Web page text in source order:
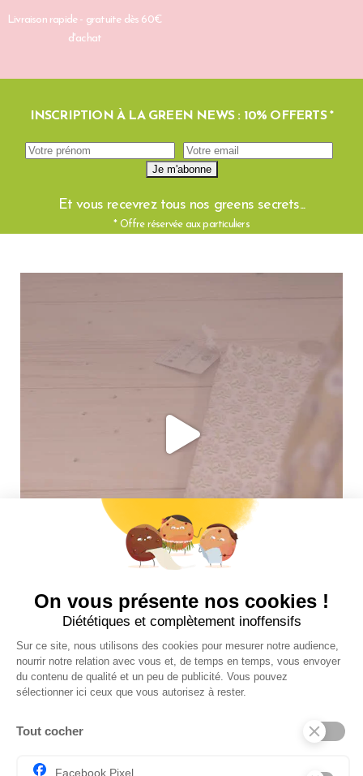
Livraison rapide - gratuite dès 60€
d'achat
INSCRIPTION À LA GREEN NEWS : 10% OFFERTS *
Et vous recevrez tous nos greens secrets...
* Offre réservée aux particuliers
Suivez-nous sur insta !
INFOS UTILES
NOS BOUTIQUES